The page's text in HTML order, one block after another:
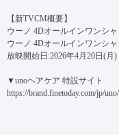
【新TVCM概要】
ウーノ 4Dオールインワンシ
ウーノ 4Dオールインワンシ
放映開始日:2026年4月20日(月)
▼unoヘアケア 特設サイト
https://brand.finetoday.com/jp/